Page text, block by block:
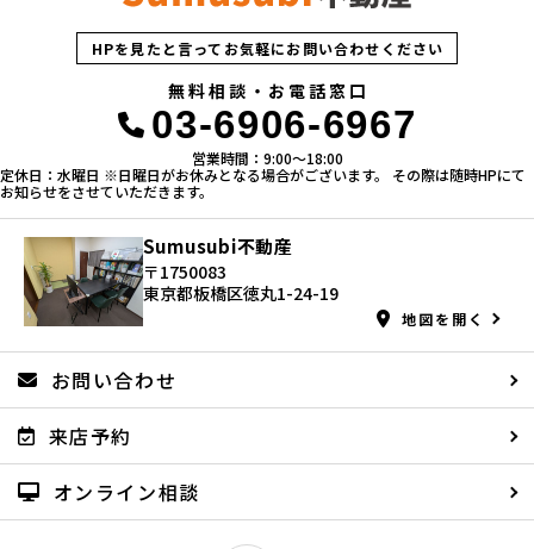
HPを見たと言ってお気軽にお問い合わせください
無料相談・お電話窓口
03-6906-6967
営業時間：9:00〜18:00
定休日：水曜日 ※日曜日がお休みとなる場合がございます。 その際は随時HPにて
お知らせをさせていただきます。
Sumusubi不動産
〒1750083
東京都板橋区徳丸1-24-19
地図を開く
お問い合わせ
来店予約
オンライン相談